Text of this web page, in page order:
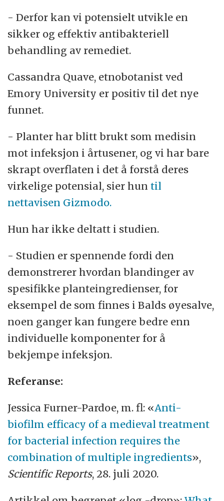
- Derfor kan vi potensielt utvikle en
sikker og effektiv antibakteriell
behandling av remediet.
Cassandra Quave, etnobotanist ved
Emory University er positiv til det nye
funnet.
- Planter har blitt brukt som medisin
mot infeksjon i årtusener, og vi har bare
skrapt overflaten i det å forstå deres
virkelige potensial, sier hun til
nettavisen Gizmodo.
Hun har ikke deltatt i studien.
- Studien er spennende fordi den
demonstrerer hvordan blandinger av
spesifikke planteingredienser, for
eksempel de som finnes i Balds øyesalve,
noen ganger kan fungere bedre enn
individuelle komponenter for å
bekjempe infeksjon.
Referanse:
Jessica Furner-Pardoe, m. fl: «Anti-
biofilm efficacy of a medieval treatment
for bacterial infection requires the
combination of multiple ingredients»,
Scientific Reports, 28. juli 2020.